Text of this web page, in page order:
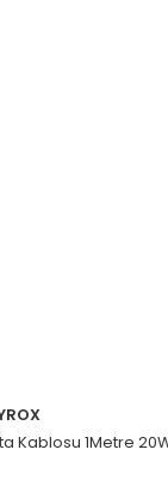
Kablosu 1Metre